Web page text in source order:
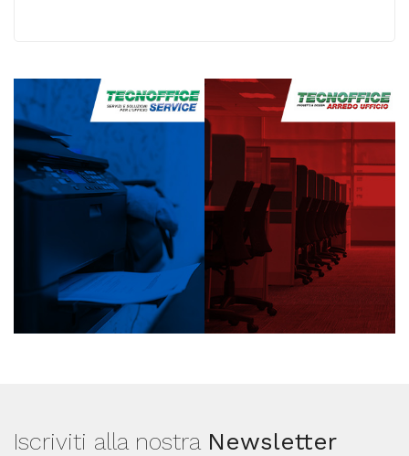
Iscriviti alla nostra Newsletter